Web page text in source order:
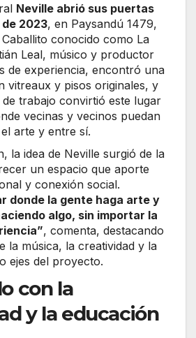
Neville abrió sus puertas
2023, en Paysandú 1479,
conocido como La
Leal, músico y productor
de experiencia, encontró una
vitreaux y pisos originales, y
de trabajo convirtió este lugar
vecinas y vecinos puedan
arte y entre sí.
la idea de Neville surgió de la
un espacio que aporte
y conexión social.
donde la gente haga arte y
algo, sin importar la
, comenta, destacando
la música, la creatividad y la
ejes del proyecto.
con la
y la educación